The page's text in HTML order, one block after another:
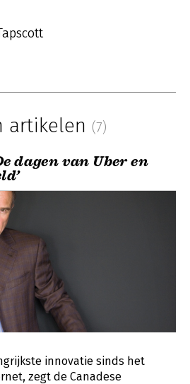
artikelen (7)
dagen van Uber en
innovatie sinds het
zegt de Canadese